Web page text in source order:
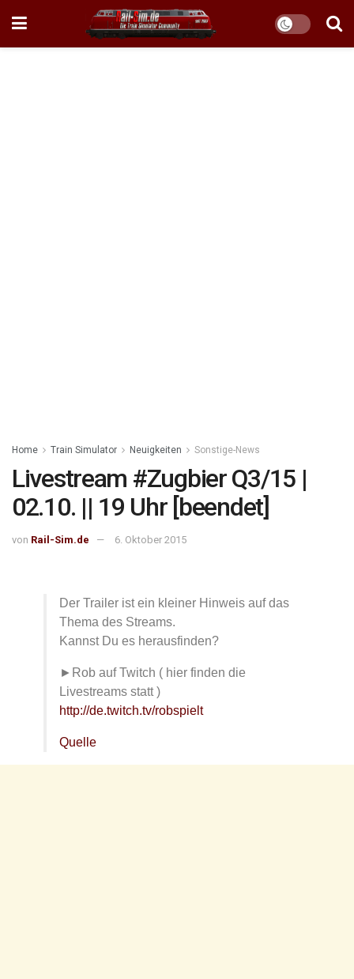
Home Train Simulator Neuigkeiten Sonstige-News
Livestream #Zugbier Q3/15 |
02.10. || 19 Uhr [beendet]
von Rail-Sim.de 6. Oktober 2015
Der Trailer ist ein kleiner Hinweis auf das
Thema des Streams.
Kannst Du es herausfinden?
►Rob auf Twitch ( hier finden die
Livestreams statt )
http://de.twitch.tv/robspielt
Quelle